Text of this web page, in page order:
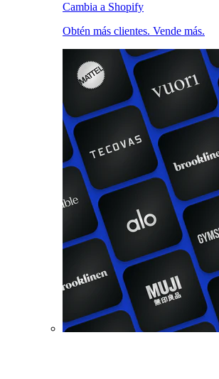
Cambia a Shopify
Obtén más clientes. Vende más.